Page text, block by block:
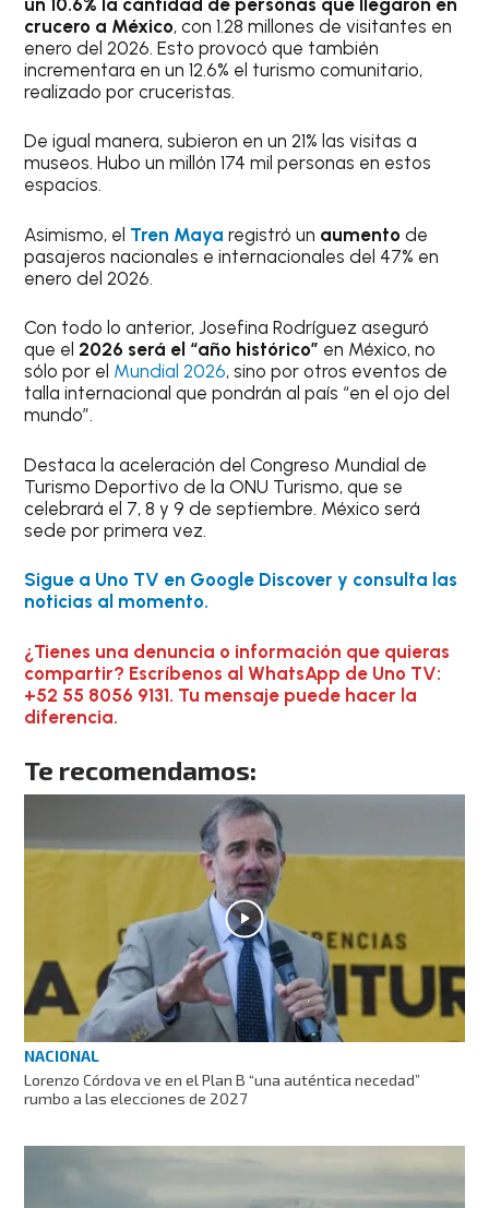
crucero a México, con 1.28 millones de visitantes en
enero del 2026. Esto provocó que también
incrementara en un 12.6% el turismo comunitario,
realizado por cruceristas.
De igual manera, subieron en un 21% las visitas a
museos. Hubo un millón 174 mil personas en estos
espacios.
Asimismo, el Tren Maya registró un aumento de
pasajeros nacionales e internacionales del 47% en
enero del 2026.
Con todo lo anterior, Josefina Rodríguez aseguró
que el 2026 será el “año histórico” en México, no
sólo por el Mundial 2026, sino por otros eventos de
talla internacional que pondrán al país “en el ojo del
mundo”.
Destaca la aceleración del Congreso Mundial de
Turismo Deportivo de la ONU Turismo, que se
celebrará el 7, 8 y 9 de septiembre. México será
sede por primera vez.
Sigue a Uno TV en Google Discover y consulta las
noticias al momento.
¿Tienes una denuncia o información que quieras
compartir? Escríbenos al WhatsApp de Uno TV:
+52 55 8056 9131. Tu mensaje puede hacer la
diferencia.
Te recomendamos:
NACIONAL
Lorenzo Córdova ve en el Plan B “una auténtica necedad”
rumbo a las elecciones de 2027